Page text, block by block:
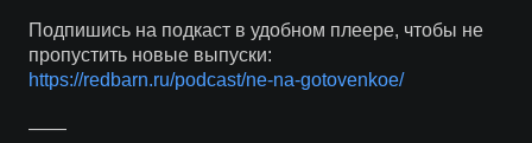
Подпишись на подкаст в удобном плеере, чтобы не
пропустить новые выпуски:
https://redbarn.ru/podcast/ne-na-gotovenkoe/
——